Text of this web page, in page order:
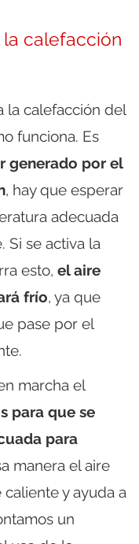
la calefacción
la calefacción del
funciona. Es
generado por el
, hay que esperar
adecuada
Si se activa la
esto, el aire
frío, ya que
pase por el
marcha el
para que se
para
manera el aire
y ayuda a
un